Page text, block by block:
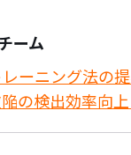
ーム
ーニング法の
の検出効率向